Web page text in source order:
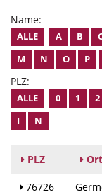
Name:
ALLE A B
M
N O P
PLZ:
ALLE 0 1 2
I
N
PLZ Ort
76726